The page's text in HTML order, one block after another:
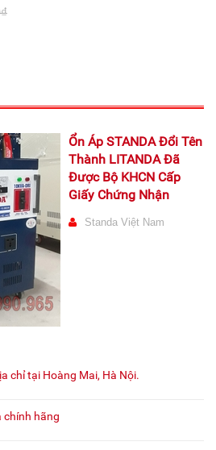
Ổn Áp STANDA Đổi Tên
Thành LITANDA Đã
Được Bộ KHCN Cấp
Giấy Chứng Nhận
Standa Việt Nam
chỉ tại Hoàng Mai, Hà Nội.
chính hãng